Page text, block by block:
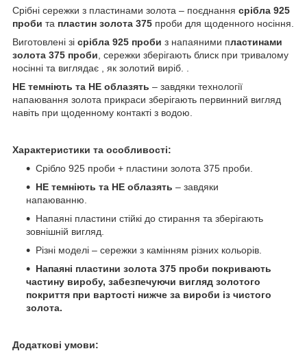
Срібні сережки з пластинами золота – поєднання срібла 925
проби та пластин золота 375 проби для щоденного носіння.
Виготовлені зі срібла 925 проби з напаяними пластинами
золота 375 проби , сережки зберігають блиск при тривалому
носінні та виглядає , як золотий виріб. .
НЕ темніють та НЕ облазять – завдяки технології
напаювання золота прикраси зберігають первинний вигляд
навіть при щоденному контакті з водою.
Характеристики та особливості:
Срібло 925 проби + пластини золота 375 проби.
НЕ темніють та НЕ облазять – завдяки
напаюванню.
Напаяні пластини стійкі до стирання та зберігають
зовнішній вигляд.
Різні моделі – сережки з камінням різних кольорів.
Напаяні пластини золота 375 проби покривають
частину виробу, забезпечуючи вигляд золотого
покриття при вартості нижче за вироби із чистого
золота.
Додаткові умови: